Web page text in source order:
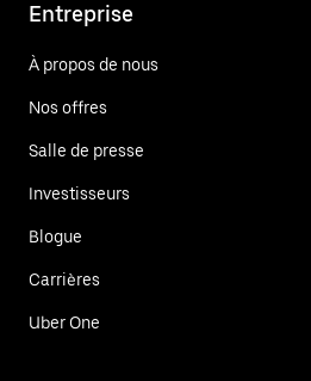
Entreprise
À propos de nous
Nos offres
Salle de presse
Investisseurs
Blogue
Carrières
Uber One